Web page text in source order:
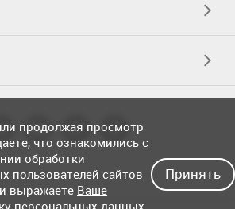
продолжая просмотр
что ознакомились с
обработки
пользователей сайтов
и выражаете Ваше
персональных данных
Принять